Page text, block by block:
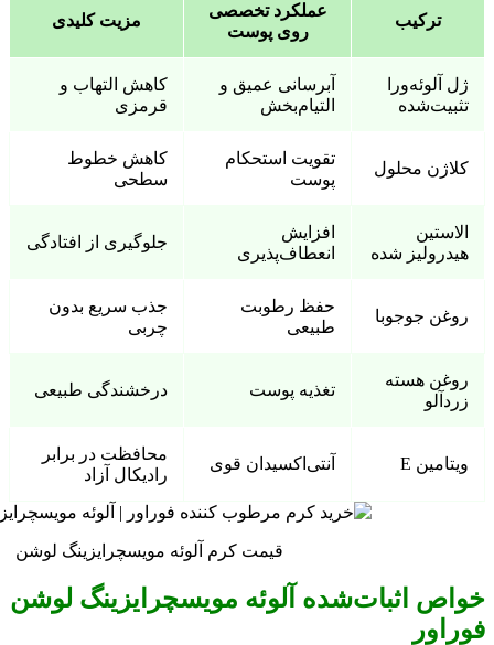
ترکیب
عملکرد تخصصی
روی پوست
مزیت کلیدی
ژل آلوئه‌ورا
تثبیت‌شده
آبرسانی عمیق و
التیام‌بخش
کاهش التهاب و
قرمزی
کلاژن محلول
تقویت استحکام
پوست
کاهش خطوط
سطحی
الاستین
هیدرولیز شده
افزایش
انعطاف‌پذیری
جلوگیری از افتادگی
روغن جوجوبا
حفظ رطوبت
طبیعی
جذب سریع بدون
چربی
روغن هسته
زردآلو
تغذیه پوست درخشندگی طبیعی
ویتامین E آنتی‌اکسیدان قوی
محافظت در برابر
رادیکال آزاد
قیمت کرم آلوئه مویسچرایزینگ لوشن
خواص اثبات‌شده آلوئه مویسچرایزینگ لوشن
فوراور